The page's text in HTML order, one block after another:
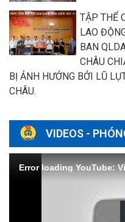
TẬP THỂ
LAO
BAN
CHÂU
BỊ ẢNH HƯỞNG BỞI LŨ
CHÂU.
VIDEOS -
Error loading YouTube: